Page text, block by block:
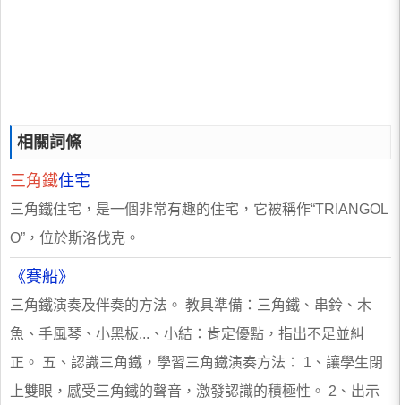
相關詞條
三角鐵住宅
三角鐵住宅，是一個非常有趣的住宅，它被稱作“TRIANGOL
O”，位於斯洛伐克。
《賽船》
三角鐵演奏及伴奏的方法。 教具準備：三角鐵、串鈴、木
魚、手風琴、小黑板...、小結：肯定優點，指出不足並糾
正。 五、認識三角鐵，學習三角鐵演奏方法： 1、讓學生閉
上雙眼，感受三角鐵的聲音，激發認識的積極性。 2、出示